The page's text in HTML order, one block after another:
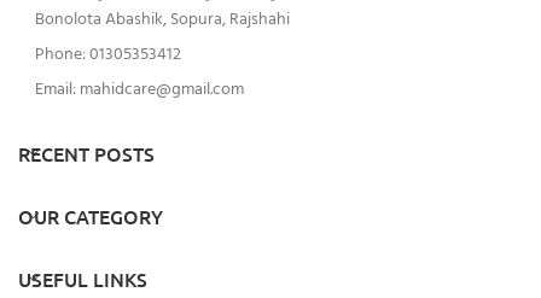
Bonolota Abashik, Sopura, Rajshahi
Phone: 01305353412
Email:mahidcare@gmail.com
RECENT POSTS
OUR CATEGORY
USEFUL LINKS